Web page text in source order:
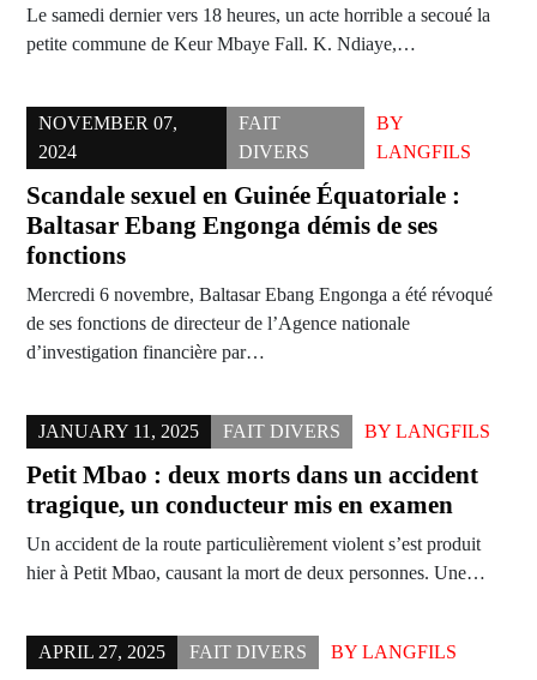
Le samedi dernier vers 18 heures, un acte horrible a secoué la
petite commune de Keur Mbaye Fall. K. Ndiaye,…
NOVEMBER 07,
2024
FAIT
DIVERS
BY
LANGFILS
Scandale sexuel en Guinée Équatoriale :
Baltasar Ebang Engonga démis de ses
fonctions
Mercredi 6 novembre, Baltasar Ebang Engonga a été révoqué
de ses fonctions de directeur de l’Agence nationale
d’investigation financière par…
JANUARY 11, 2025 FAIT DIVERS BY LANGFILS
Petit Mbao : deux morts dans un accident
tragique, un conducteur mis en examen
Un accident de la route particulièrement violent s’est produit
hier à Petit Mbao, causant la mort de deux personnes. Une…
APRIL 27, 2025 FAIT DIVERS BY LANGFILS